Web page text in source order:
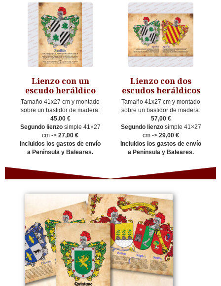
Lienzo con un
escudo heráldico
Tamaño 41x27 cm y montado
sobre un bastidor de madera:
45,00 €
Segundo lienzosimple 41×27
cm -> 27,00 €
Incluidos los gastos de envío
a Península y Baleares.
Lienzo con dos
escudos heráldicos
Tamaño 41x27 cm y montado
sobre un bastidor de madera:
57,00 €
Segundo lienzosimple 41×27
cm -> 29,00 €
Incluidos los gastos de envío
a Península y Baleares.